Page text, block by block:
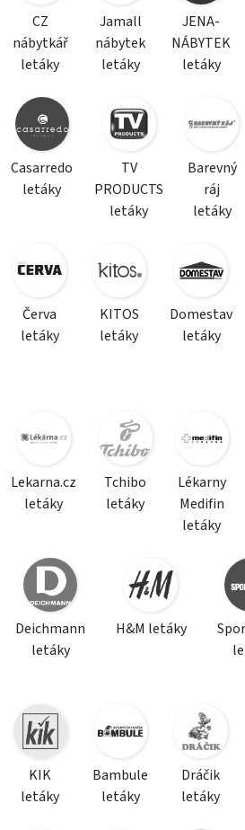
CZ
nábytkář
letáky
Jamall
nábytek
letáky
JENA-
NÁBYTEK
letáky
Casarredo
letáky
TV
PRODUCTS
letáky
Barevný
ráj
letáky
Červa
letáky
KITOS
letáky
Domestav
letáky
Lekarna.cz
letáky
Tchibo
letáky
Lékarny
Medifin
letáky
Deichmann
letáky
H&M letáky
KIK
letáky
Bambule
letáky
Dráčik
letáky